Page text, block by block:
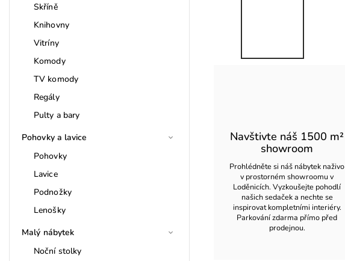
Skříně
Knihovny
Vitríny
Komody
TV komody
Regály
Pulty a bary
Pohovky a lavice
Pohovky
Lavice
Podnožky
Lenošky
Malý nábytek
Noční stolky
Navštivte náš 1500 m²
showroom
Prohlédněte si náš nábytek naživo
v prostorném showroomu v
Loděnicích. Vyzkoušejte pohodlí
našich sedaček a nechte se
inspirovat kompletními interiéry.
Parkování zdarma přímo před
prodejnou.